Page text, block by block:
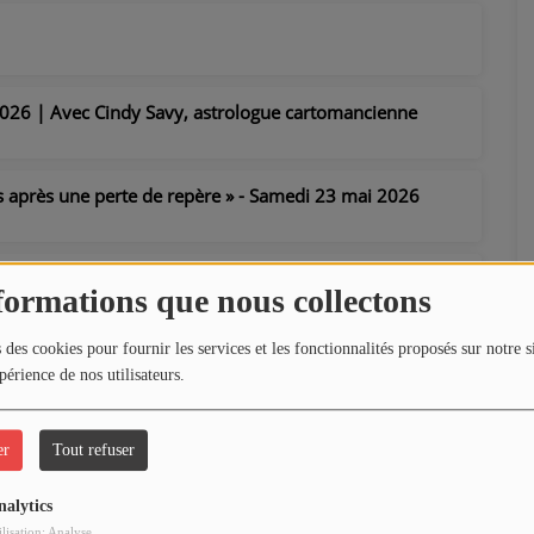
que nous collectons
cookies pour fournir les services et les fonctionnalités proposés sur notre
de nos utilisateurs.
Tout refuser
| Avec Cindy Savy, astrologue cartomancienne
une perte de repère » - Samedi 23 mai 2026